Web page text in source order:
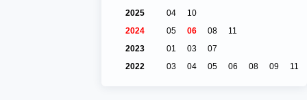
2025
04
10
2024
05 06 08
11
2023
01 03
07
2022
03 04 05 06 08 09 11